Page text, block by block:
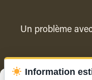
Un problème
Information